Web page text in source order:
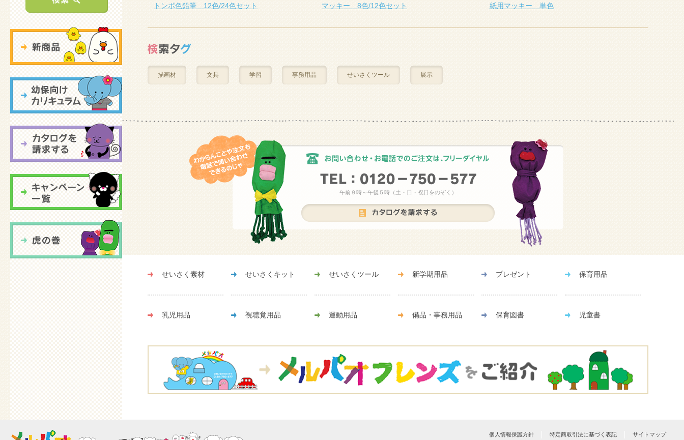
トンボ色鉛筆 12色/24色セット マッキー 8色/12色セット 紙用マッキー 単色
描画材 文具 学習 事務用品 せいさくツール 展示
午前９時～午後５時（土・日・祝日をのぞく）
せいさく素材 せいさくキット せいさくツール 新学期用品 プレゼント 保育用品
乳児用品 視聴覚用品 運動用品 備品・事務用品 保育図書 児童書
個人情報保護方針 特定商取引法に基づく表記 サイトマップ